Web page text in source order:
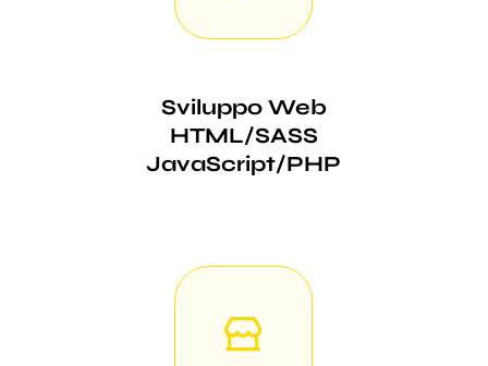
Sviluppo Web
HTML/SASS
JavaScript/PHP